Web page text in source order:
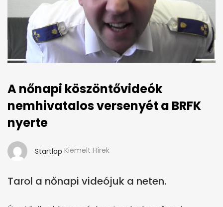
A nőnapi köszöntővideók
nemhivatalos versenyét a BRFK
nyerte
Startlap Kiemelt Hírek
Tarol a nőnapi videójuk a neten.